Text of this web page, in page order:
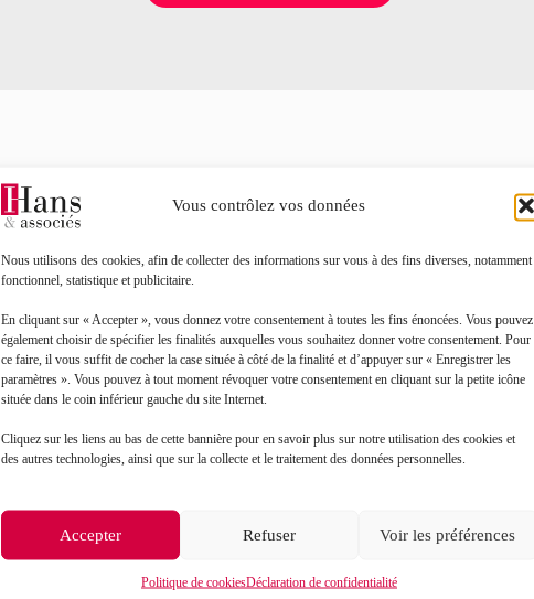
Vous contrôlez vos données
Nous utilisons des cookies, afin de collecter des informations sur vous à des fins diverses, notamment
fonctionnel, statistique et publicitaire.
En cliquant sur « Accepter », vous donnez votre consentement à toutes les fins énoncées. Vous pouvez
également choisir de spécifier les finalités auxquelles vous souhaitez donner votre consentement. Pour
ce faire, il vous suffit de cocher la case située à côté de la finalité et d’appuyer sur « Enregistrer les
paramètres ». Vous pouvez à tout moment révoquer votre consentement en cliquant sur la petite icône
située dans le coin inférieur gauche du site Internet.
Cliquez sur les liens au bas de cette bannière pour en savoir plus sur notre utilisation des cookies et
des autres technologies, ainsi que sur la collecte et le traitement des données personnelles.
Accepter Refuser Voir les préférences
Politique de cookiesDéclaration de confidentialité
Contact
Objet de votre demande*